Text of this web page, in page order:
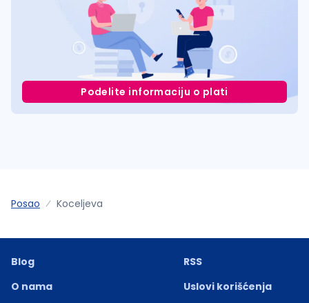
Podelite informaciju o plati
Posao Koceljeva
Blog
O nama
RSS
Uslovi korišćenja